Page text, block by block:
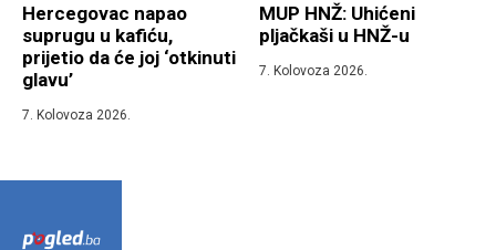
Hercegovac napao
suprugu u kafiću,
prijetio da će joj ‘otkinuti
glavu’
7. Kolovoza 2026.
MUP HNŽ: Uhićeni
pljačkaši u HNŽ-u
7. Kolovoza 2026.